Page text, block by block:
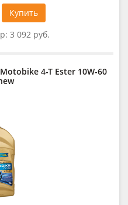
Купить
3 092 руб.
4-T Ester 10W-60